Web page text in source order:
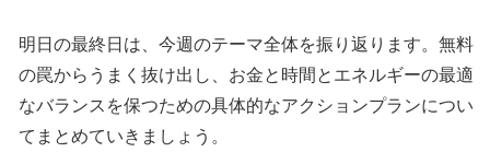
明日の最終日は、今週のテーマ全体を振り返ります。無料
の罠からうまく抜け出し、お金と時間とエネルギーの最適
なバランスを保つための具体的なアクションプランについ
てまとめていきましょう。